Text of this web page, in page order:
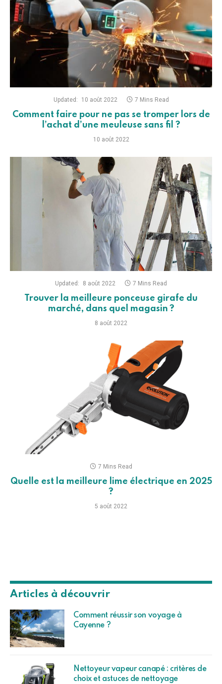
Updated: 10 août 2022 7 Mins Read
Comment faire pour ne pas se tromper lors de
l’achat d’une meuleuse sans fil ?
10 août 2022
Updated: 8 août 2022 7 Mins Read
Trouver la meilleure ponceuse girafe du
marché, dans quel magasin ?
8 août 2022
7 Mins Read
Quelle est la meilleure lime électrique en 2025
?
5 août 2022
Articles à découvrir
Comment réussir son voyage à
Cayenne ?
Nettoyeur vapeur canapé : critères de
choix et astuces de nettoyage